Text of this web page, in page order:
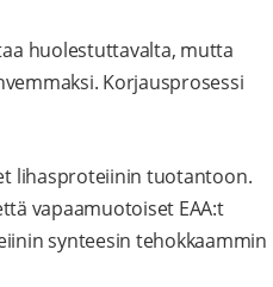
huolestuttavalta, mutta
Korjausprosessi
lihasproteiinin tuotantoon.
vapaamuotoiset EAA:t
synteesin tehokkaammin